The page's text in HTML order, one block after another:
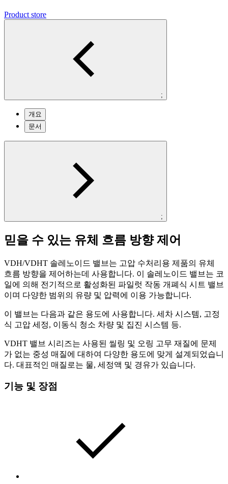
Product store
;
개요
문서
;
믿을 수 있는 유체 흐름 방향 제어
VDH/VDHT 솔레노이드 밸브는 고압 수처리용 제품의 유체
흐름 방향을 제어하는데 사용합니다. 이 솔레노이드 밸브는 코
일에 의해 전기적으로 활성화된 파일럿 작동 개폐식 시트 밸브
이며 다양한 범위의 유량 및 압력에 이용 가능합니다.
이 밸브는 다음과 같은 용도에 사용합니다. 세차 시스템, 고정
식 고압 세정, 이동식 청소 차량 및 집진 시스템 등.
VDHT 밸브 시리즈는 사용된 씰링 및 오링 고무 재질에 문제
가 없는 중성 매질에 대하여 다양한 용도에 맞게 설계되었습니
다. 대표적인 매질로는 물, 세정액 및 경유가 있습니다.
기능 및 장점